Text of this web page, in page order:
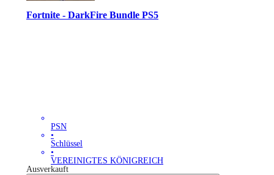
Fortnite - DarkFire Bundle PS5
PSN
•
Schlüssel
•
VEREINIGTES KÖNIGREICH
Ausverkauft